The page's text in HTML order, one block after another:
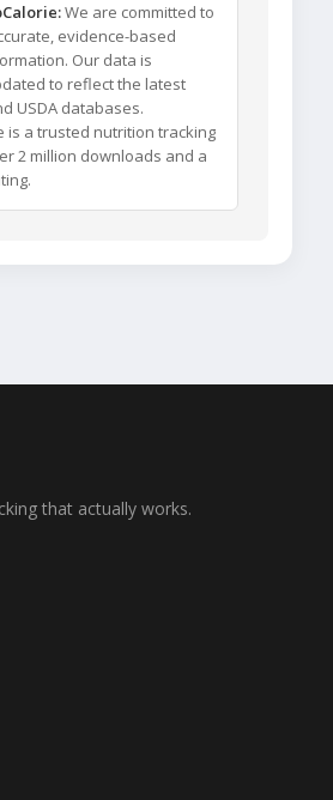
We are committed to
evidence-based
Our data is
to reflect the latest
USDA databases.
is a trusted nutrition tracking
2 million downloads and a
that actually works.